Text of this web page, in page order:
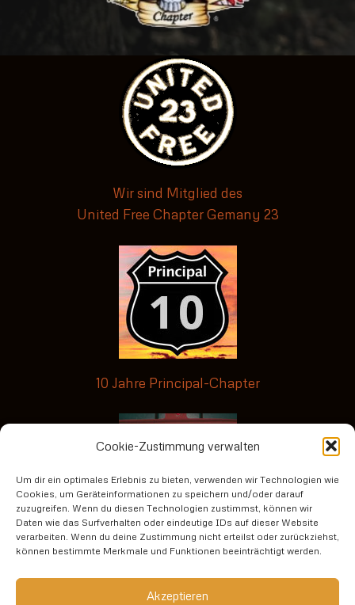
Cookie-Zustimmung verwalten
Um dir ein optimales Erlebnis zu bieten, verwenden wir Technologien wie
Cookies, um Geräteinformationen zu speichern und/oder darauf
zuzugreifen. Wenn du diesen Technologien zustimmst, können wir
Daten wie das Surfverhalten oder eindeutige IDs auf dieser Website
verarbeiten. Wenn du deine Zustimmung nicht erteilst oder zurückziehst,
können bestimmte Merkmale und Funktionen beeinträchtigt werden.
Akzeptieren
Wir sind Mitglied des
United Free Chapter Gemany 23
10 Jahre Principal-Chapter
No risk no fun3
Datenschutzerklärung